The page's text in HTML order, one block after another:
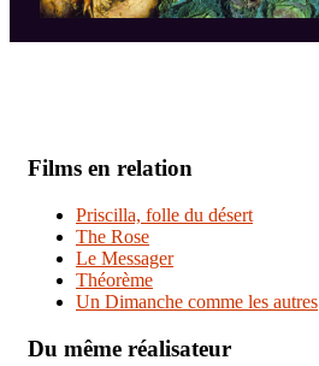
Films en relation
Priscilla, folle du désert
The Rose
Le Messager
Théorème
Un Dimanche comme les autres
Du même réalisateur